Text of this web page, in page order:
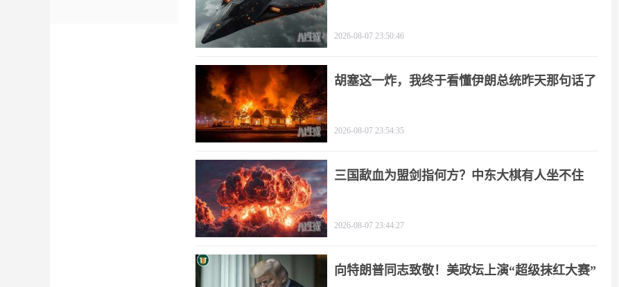
2026-08-07 23:50:46
胡塞这一炸，我终于看懂伊朗总统昨天那句话了
2026-08-07 23:54:35
三国歃血为盟剑指何方？中东大棋有人坐不住
2026-08-07 23:44:27
向特朗普同志致敬！美政坛上演“超级抹红大赛”